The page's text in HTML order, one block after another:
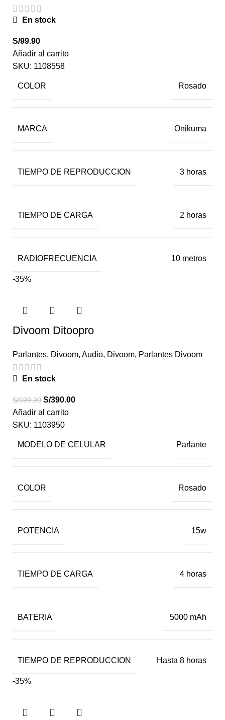
En stock
S/99.90
Añadir al carrito
SKU: 1108558
COLOR Rosado
MARCA Onikuma
TIEMPO DE REPRODUCCION 3 horas
TIEMPO DE CARGA 2 horas
RADIOFRECUENCIA 10 metros
-35%
Divoom Ditoopro
Parlantes, Divoom, Audio, Divoom, Parlantes Divoom
En stock
S/599.90 S/390.00
Añadir al carrito
SKU: 1103950
MODELO DE CELULAR Parlante
COLOR Rosado
POTENCIA 15w
TIEMPO DE CARGA 4 horas
BATERIA 5000 mAh
TIEMPO DE REPRODUCCION Hasta 8 horas
-35%